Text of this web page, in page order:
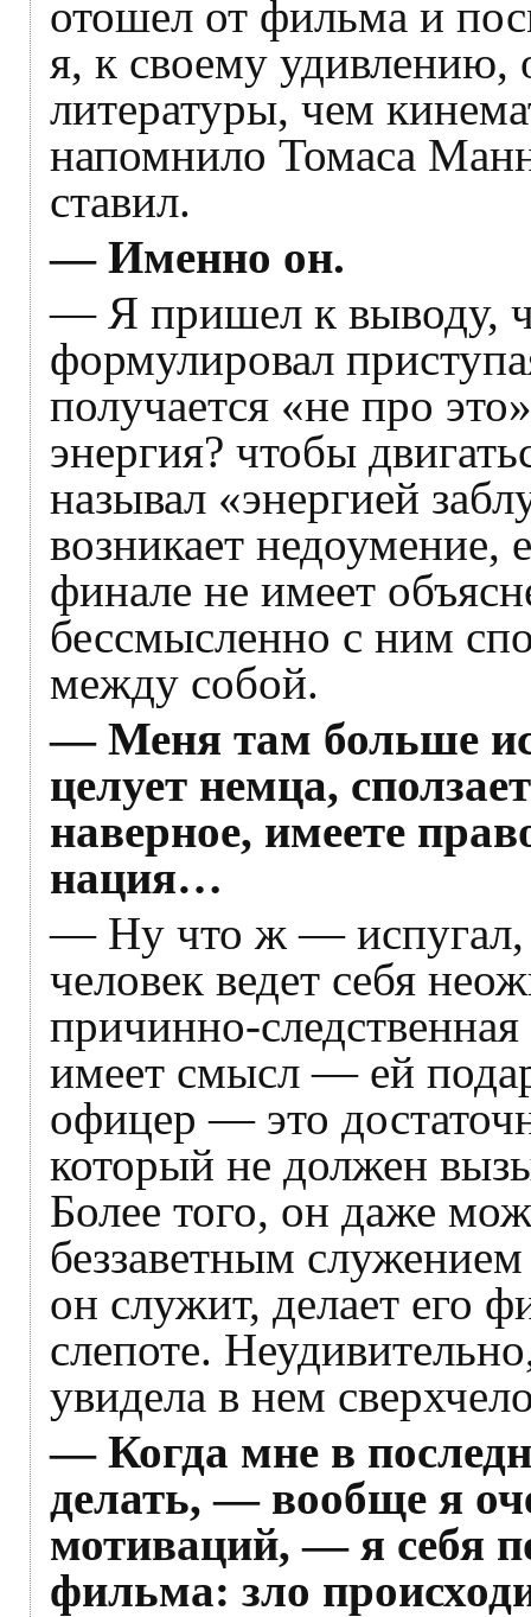
отошел от фильма и
я, к своему
литературы, чем
напомнило Томаса
ставил.
— Именно он.
— Я пришел к выводу,
формулировал
получается «не про
энергия? чтобы
называл «энергией
возникает недоумение,
финале не имеет
бессмысленно с ним
между собой.
— Меня там больше
целует немца,
наверное, имеете
нация…
— Ну что ж — испугал,
человек ведет себя
причинно-
имеет смысл — ей
офицер — это
который не должен
Более того, он даже
беззаветным
он служит, делает его
слепоте.
увидела в нем
— Когда мне в
делать, — вообще я
мотиваций, — я себя
фильма: зло